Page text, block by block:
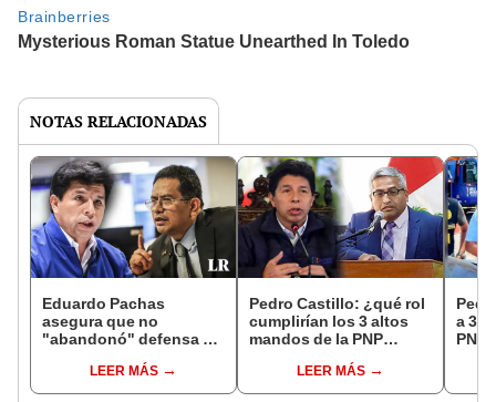
NOTAS RELACIONADAS
Eduardo Pachas
asegura que no
"abandonó" defensa de
responsabiliza a otro
abogado
LEER MÁS
Pedro Castillo: ¿qué rol
cumplirían los 3 altos
mandos de la PNP
a expresidente?
LEER MÁS
a 3
PNP